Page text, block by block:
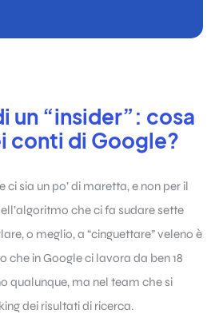
un “insider”: cosa
conti di Google?
ci sia un po’ di maretta, e non per il
che ci fa sudare sette
o meglio, a “cinguettare” veleno è
che in Google ci lavora da ben 18
qualunque, ma nel team che si
dei risultati di ricerca.